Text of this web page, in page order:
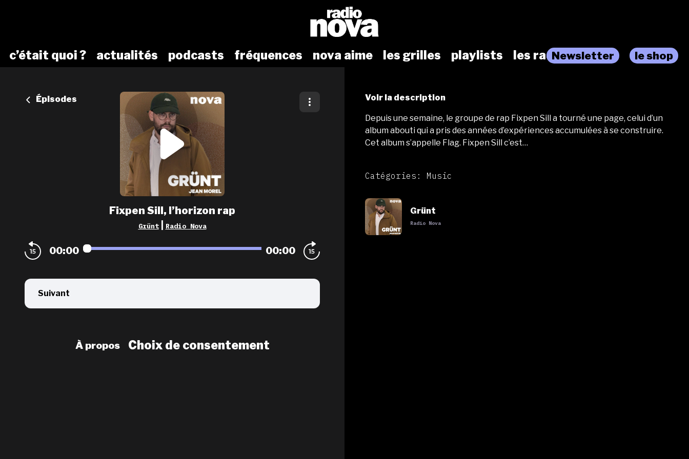
c’était quoi ? actualités podcasts fréquences nova aime les grilles playlists les radiosNewsletter le shop
Épisodes
Fixpen Sill, l’horizon rap
Grünt Radio Nova
00:00 00:00
Suivant
À propos Choix de consentement
Voir la description
Depuis une semaine, le groupe de rap Fixpen Sill a tourné une page, celui d’un
album abouti qui a pris des années d’expériences accumulées à se construire.
Cet album s’appelle Flag. Fixpen Sill c’est…
Catégories: Music
Grünt
Radio Nova